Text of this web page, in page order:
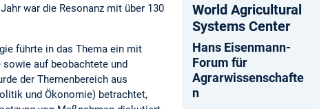
war die Resonanz mit über 130
führte in das Thema ein mit
auf beobachtete und
der Themenbereich aus
und Ökonomie) betrachtet,
World Agricultural
Systems Center
Hans Eisenmann-
Forum für
Agrarwissenschafte
n